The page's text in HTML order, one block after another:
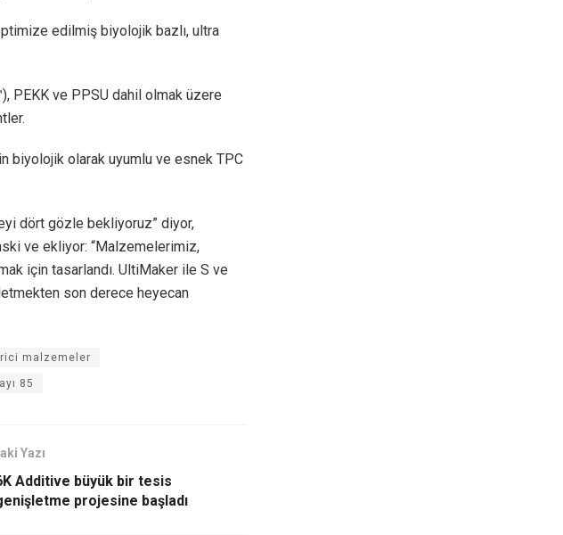
edilmiş biyolojik bazlı, ultra
PEKK ve PPSU dahil olmak üzere
biyolojik olarak uyumlu ve esnek TPC
dört gözle bekliyoruz” diyor,
ve ekliyor: “Malzemelerimiz,
için tasarlandı. UltiMaker ile S ve
son derece heyecan
malzemeler
85
Yazı
Additive büyük bir tesis
projesine başladı